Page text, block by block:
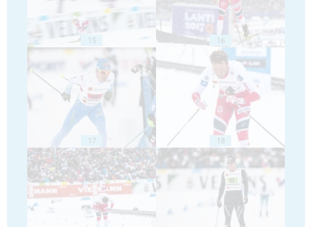
15 16
17 18